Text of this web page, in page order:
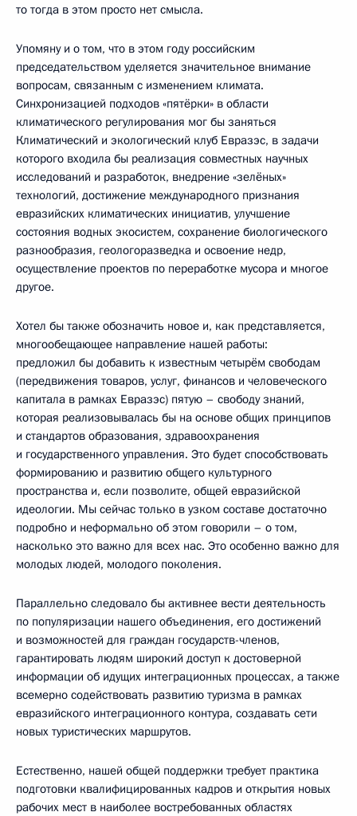
то тогда в этом просто нет смысла.
Упомяну и о том, что в этом году российским
председательством уделяется значительное внимание
вопросам, связанным с изменением климата.
Синхронизацией подходов «пятёрки» в области
климатического регулирования мог бы заняться
Климатический и экологический клуб Евразэс, в задачи
которого входила бы реализация совместных научных
исследований и разработок, внедрение «зелёных»
технологий, достижение международного признания
евразийских климатических инициатив, улучшение
состояния водных экосистем, сохранение биологического
разнообразия, геологоразведка и освоение недр,
осуществление проектов по переработке мусора и многое
другое.
Хотел бы также обозначить новое и, как представляется,
многообещающее направление нашей работы:
предложил бы добавить к известным четырём свободам
(передвижения товаров, услуг, финансов и человеческого
капитала в рамках Евразэс) пятую – свободу знаний,
которая реализовывалась бы на основе общих принципов
и стандартов образования, здравоохранения
и государственного управления. Это будет способствовать
формированию и развитию общего культурного
пространства и, если позволите, общей евразийской
идеологии. Мы сейчас только в узком составе достаточно
подробно и неформально об этом говорили – о том,
насколько это важно для всех нас. Это особенно важно для
молодых людей, молодого поколения.
Параллельно следовало бы активнее вести деятельность
по популяризации нашего объединения, его достижений
и возможностей для граждан государств-членов,
гарантировать людям широкий доступ к достоверной
информации об идущих интеграционных процессах, а также
всемерно содействовать развитию туризма в рамках
евразийского интеграционного контура, создавать сети
новых туристических маршрутов.
Естественно, нашей общей поддержки требует практика
подготовки квалифицированных кадров и открытия новых
рабочих мест в наиболее востребованных областях